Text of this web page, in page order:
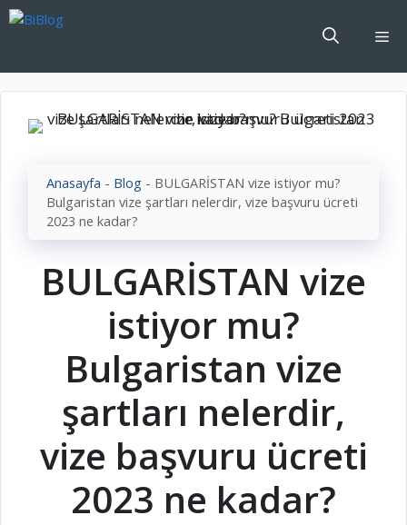
İçeriğe
Anasayfa - Blog - BULGARİSTAN vize istiyor mu?
Bulgaristan vize şartları nelerdir, vize başvuru ücreti
2023 ne kadar?
BULGARİSTAN vize
istiyor mu?
Bulgaristan vize
şartları nelerdir,
vize başvuru ücreti
2023 ne kadar?